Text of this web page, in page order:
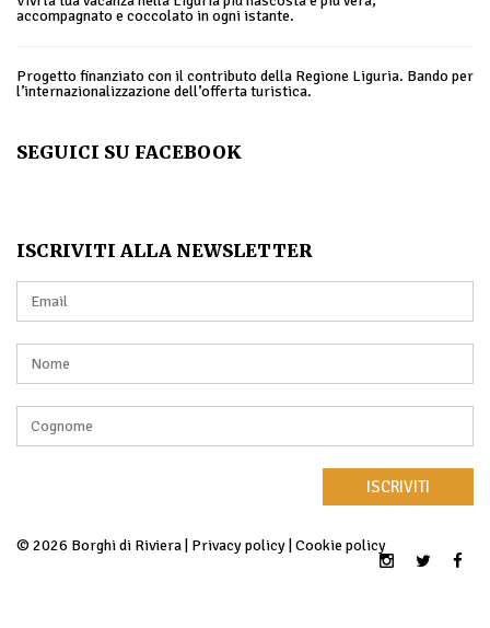
accompagnato e coccolato in ogni istante.
Progetto finanziato con il contributo della Regione Liguria. Bando per
l’internazionalizzazione dell’offerta turistica.
SEGUICI SU FACEBOOK
ISCRIVITI ALLA NEWSLETTER
ISCRIVITI
© 2026 Borghi di Riviera | Privacy policy Cookie policy